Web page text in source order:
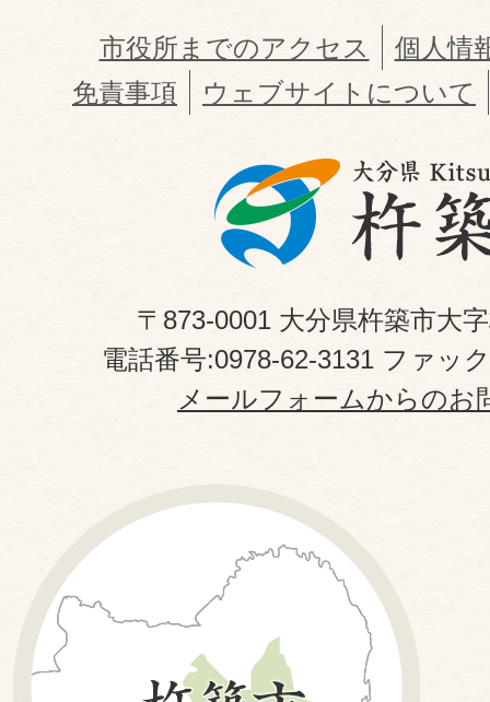
市役所までのアクセス
個人情
免責事項
ウェブサイトについて
〒873-0001 大分県杵築市大
電話番号:0978-62-3131 ファッ
メールフォームからのお